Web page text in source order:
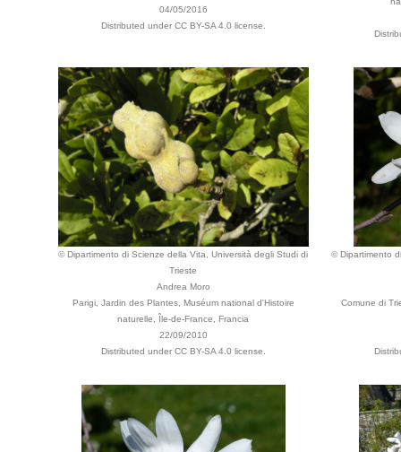
04/05/2016
Distributed under CC BY-SA 4.0 license.
© Dipartimento di Scienze della Vita, Università degli Studi di
Trieste
Andrea Moro
Parigi, Jardin des Plantes, Muséum national d'Histoire
naturelle, Île-de-France, Francia
22/09/2010
Distributed under CC BY-SA 4.0 license.
© Dipartimento
Comune di